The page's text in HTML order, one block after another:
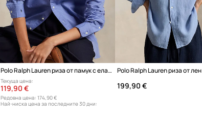
Polo Ralph Lauren риза от памук с еластан дамска
Текуща цена:
119,90 €
Редовна цена: 174,90 €
Най-ниска цена за последните 30 дни:
Polo Ralph Lauren риза от
199,90 €